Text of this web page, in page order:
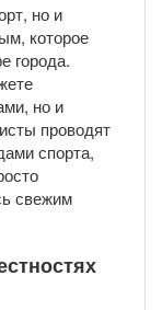
но и
которое
города.
но и
проводят
спорта,
свежим